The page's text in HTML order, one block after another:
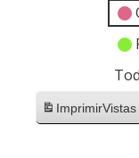
ImprimirVistas